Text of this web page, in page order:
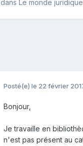
dans Le monde juridique
Posté(e) le 22 février
Bonjour,
Je travaille en
n'est pas présent au